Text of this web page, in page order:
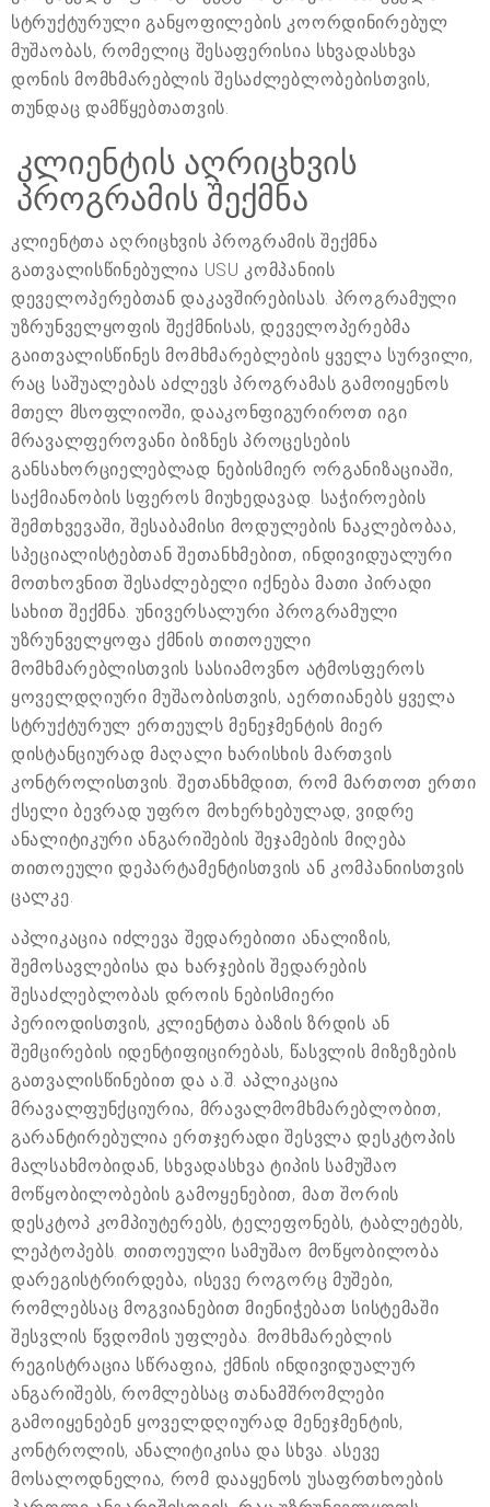
სტრუქტურული განყოფილების კოორდინირებულ
მუშაობას, რომელიც შესაფერისია სხვადასხვა
დონის მომხმარებლის შესაძლებლობებისთვის,
თუნდაც დამწყებთათვის.
კლიენტის აღრიცხვის
პროგრამის შექმნა
კლიენტთა აღრიცხვის პროგრამის შექმნა
გათვალისწინებულია USU კომპანიის
დეველოპერებთან დაკავშირებისას. პროგრამული
უზრუნველყოფის შექმნისას, დეველოპერებმა
გაითვალისწინეს მომხმარებლების ყველა სურვილი,
რაც საშუალებას აძლევს პროგრამას გამოიყენოს
მთელ მსოფლიოში, დააკონფიგურიროთ იგი
მრავალფეროვანი ბიზნეს პროცესების
განსახორციელებლად ნებისმიერ ორგანიზაციაში,
საქმიანობის სფეროს მიუხედავად. საჭიროების
შემთხვევაში, შესაბამისი მოდულების ნაკლებობაა,
სპეციალისტებთან შეთანხმებით, ინდივიდუალური
მოთხოვნით შესაძლებელი იქნება მათი პირადი
სახით შექმნა. უნივერსალური პროგრამული
უზრუნველყოფა ქმნის თითოეული
მომხმარებლისთვის სასიამოვნო ატმოსფეროს
ყოველდღიური მუშაობისთვის, აერთიანებს ყველა
სტრუქტურულ ერთეულს მენეჯმენტის მიერ
დისტანციურად მაღალი ხარისხის მართვის
კონტროლისთვის. შეთანხმდით, რომ მართოთ ერთი
ქსელი ბევრად უფრო მოხერხებულად, ვიდრე
ანალიტიკური ანგარიშების შეჯამების მიღება
თითოეული დეპარტამენტისთვის ან კომპანიისთვის
ცალკე.
აპლიკაცია იძლევა შედარებითი ანალიზის,
შემოსავლებისა და ხარჯების შედარების
შესაძლებლობას დროის ნებისმიერი
პერიოდისთვის, კლიენტთა ბაზის ზრდის ან
შემცირების იდენტიფიცირებას, წასვლის მიზეზების
გათვალისწინებით და ა.შ. აპლიკაცია
მრავალფუნქციურია, მრავალმომხმარებლობით,
გარანტირებულია ერთჯერადი შესვლა დესკტოპის
მალსახმობიდან, სხვადასხვა ტიპის სამუშაო
მოწყობილობების გამოყენებით, მათ შორის
დესკტოპ კომპიუტერებს, ტელეფონებს, ტაბლეტებს,
ლეპტოპებს. თითოეული სამუშაო მოწყობილობა
დარეგისტრირდება, ისევე როგორც მუშები,
რომლებსაც მოგვიანებით მიენიჭებათ სისტემაში
შესვლის წვდომის უფლება. მომხმარებლის
რეგისტრაცია სწრაფია, ქმნის ინდივიდუალურ
ანგარიშებს, რომლებსაც თანამშრომლები
გამოიყენებენ ყოველდღიურად მენეჯმენტის,
კონტროლის, ანალიტიკისა და სხვა. ასევე
მოსალოდნელია, რომ დააყენოს უსაფრთხოების